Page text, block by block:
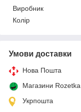
Виробник
Колір
Умови доставки
Нова Пошта
Магазини Rozetka
Укрпошта